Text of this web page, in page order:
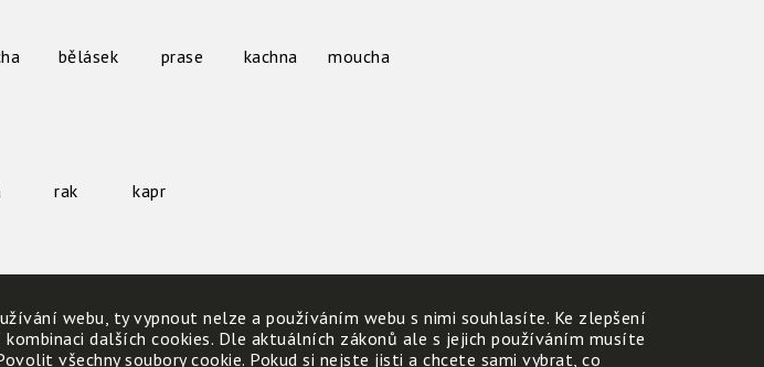
bělásek prase kachna moucha
rak kapr
webu, ty vypnout nelze a používáním webu s nimi souhlasíte. Ke zlepšení
dalších cookies. Dle aktuálních zákonů ale s jejich používáním musíte
všechny soubory cookie. Pokud si nejste jisti a chcete sami vybrat, co